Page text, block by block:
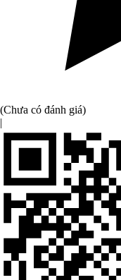
(Chưa có đánh giá)
|